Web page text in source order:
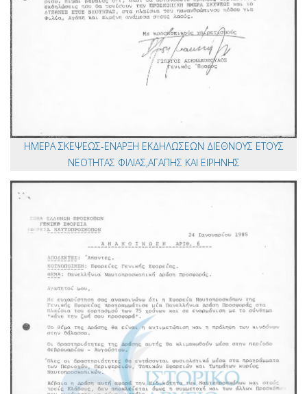
ΗΜΕΡΑ ΣΚΕΨΕΩΣ-ΕΝΑΡΞΗ ΕΚΔΗΛΩΣΕΩΝ ΔΙΕΘΝΟΥΣ ΕΤΟΥΣ
ΝΕΟΤΗΤΑΣ ΦΙΛΙΑΣ,ΑΓΑΠΗΣ ΚΑΙ ΕΙΡΗΝΗΣ